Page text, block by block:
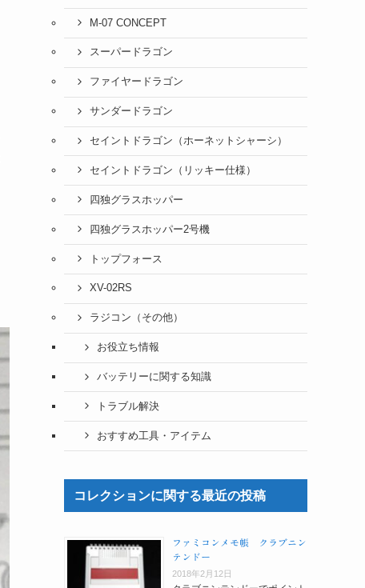
M-07 CONCEPT
スーパードラゴン
ファイヤードラゴン
サンダードラゴン
セイントドラゴン（ホーネットシャーシ）
セイントドラゴン（リッキー仕様）
四独グラスホッパー
四独グラスホッパー2号機
トップフォース
XV-02RS
ラジコン（その他）
お役立ち情報
バッテリーに関する知識
トラブル解決
おすすめ工具・アイテム
コレクションに関する最近の投稿
ファミコンメモ帳 クラブニン
テンドー
2018年2月12日